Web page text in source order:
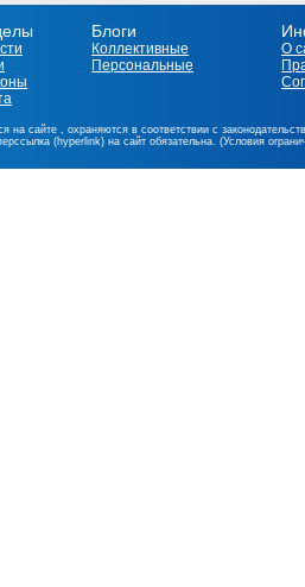
Блоги
Коллективные
Персональные
О
на сайте , охраняются в соответствии с
(hyperlink) на сайт обязательна. (Условия